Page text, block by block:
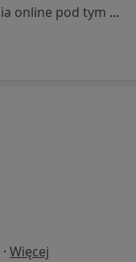
Specjalista nie oferuje umawiania online pod tym adresem.
· Więcej